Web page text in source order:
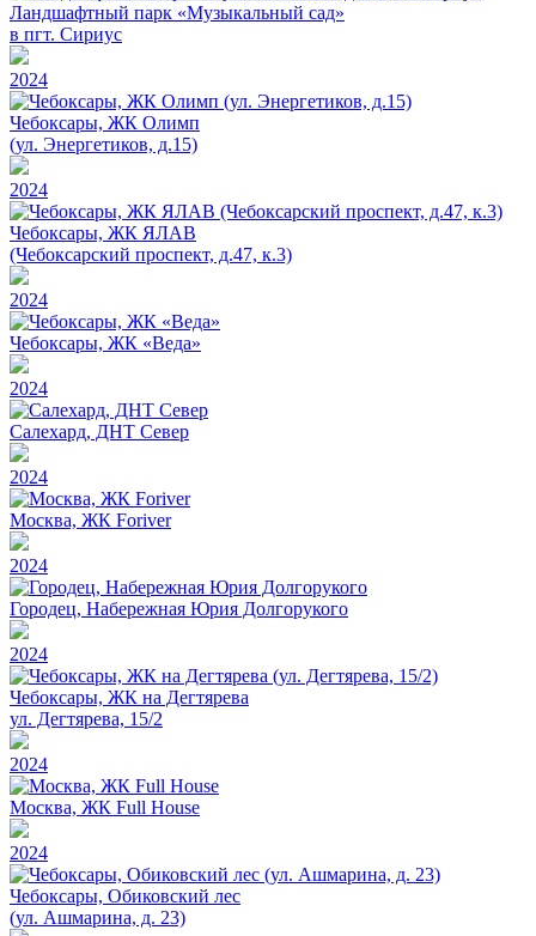
Ландшафтный парк «Музыкальный сад»
в пгт. Сириус
2024
Чебоксары, ЖК Олимп
(ул. Энергетиков, д.15)
2024
Чебоксары, ЖК ЯЛАВ
(Чебоксарский проспект, д.47, к.3)
2024
Чебоксары, ЖК «Веда»
2024
Салехард, ДНТ Север
2024
Москва, ЖК Foriver
2024
Городец, Набережная Юрия Долгорукого
2024
Чебоксары, ЖК на Дегтярева
ул. Дегтярева, 15/2
2024
Москва, ЖК Full House
2024
Чебоксары, Обиковский лес
(ул. Ашмарина, д. 23)